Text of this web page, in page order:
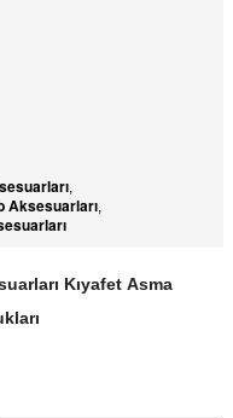
,
Aksesuarları,
Kıyafet Asma